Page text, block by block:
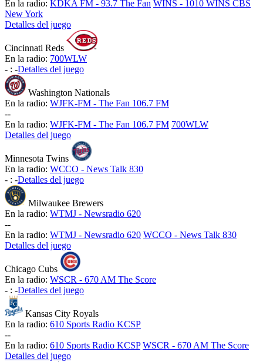
En la radio: KDKA FM - 93.7 The Fan WINS - 1010 WINS CBS
New York
Detalles del juego
Cincinnati Reds
En la radio: 700WLW
- : -Detalles del juego
Washington Nationals
En la radio: WJFK-FM - The Fan 106.7 FM
--
En la radio: WJFK-FM - The Fan 106.7 FM 700WLW
Detalles del juego
Minnesota Twins
En la radio: WCCO - News Talk 830
- : -Detalles del juego
Milwaukee Brewers
En la radio: WTMJ - Newsradio 620
--
En la radio: WTMJ - Newsradio 620 WCCO - News Talk 830
Detalles del juego
Chicago Cubs
En la radio: WSCR - 670 AM The Score
- : -Detalles del juego
Kansas City Royals
En la radio: 610 Sports Radio KCSP
--
En la radio: 610 Sports Radio KCSP WSCR - 670 AM The Score
Detalles del juego